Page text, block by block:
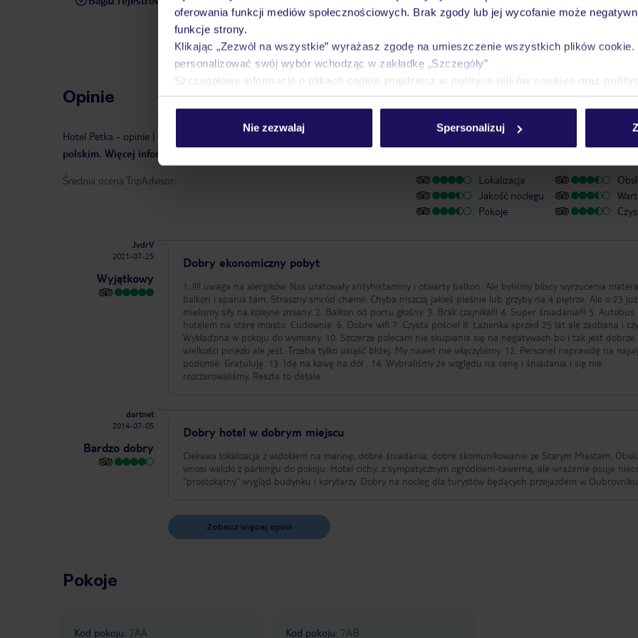
oferowania funkcji mediów społecznościowych. Brak zgody lub jej wycofanie może
funkcje strony.
Klikając „Zezwól na wszystkie” wyrażasz zgodę na umieszczenie wszystkich plików
personalizować swój wybór wchodząc w zakładkę „Szczegóły”
Szczegółowe informacje o plikach cookie znajdziesz w polityce plików cookies oraz
Nie zezwalaj Spersonalizuj
przypadku pakietu z przelotem obsługiwanym przez linię PLL LOT bagaż rejestrowany można dokupić
kolejnym kroku rezerwacji.
Opinie
Hotel Petka - opinie |
Opinie pochodzą z serwisu TripAdvisor. TUI nie weryfikuje opinii. Prezentujemy 5 ostatnich opinii w
polskim. Więcej informacji o zasadach prezentowania opinii znajdziesz
Średnia ocena TripAdvisor:
Lokalizacja
Jakość noclegu
Pokoje
JvdrV
2021-07-25
Wyjątkowy
Dobry ekonomiczny pobyt
1..!!!! uwaga na alergików. Nas uratowały antyhistaminy i otwarty balkon. Ale byliśmy bliscy wyrzucenia materaca na
balkon i spania tam. Straszny smród chemii. Chyba niszczą jakieś pleśnie lub grzyby na 4 piętrze. Ale o 23
mielismy siły na kolejne zmiany. 2. Balkon od portu głośny. 3. Brak czajnika!!! 4. Super śniadania!!! 5. Autobus pod
hotelem na stare miasto. Cudownie. 6. Dobre wifi 7. Czysta pościel 8. Łazienka sprzed 25 lat ale zadbana i czystą. 9.
Wykładzina w pokoju do wymiany. 10. Szczerze polecam nie skupiania się na negatywach bo i tak jest dobrze. 11. Tv
wielkości pinezki ale jest. Trzeba tylko usiąść bliżej. My nawet nie włączyliśmy. 12. Personel naprawdę na najwyższym
poziomie. Gratuluję. 13. Idę na kawę na dół . 14. Wybraliśmy że względu na cenę i śniadania i się nie
rozczarowaliśmy. Reszta to detale.
dartnet
2014-07-05
Bardzo dobry
Dobry hotel w dobrym miejscu
Ciekawa lokalizacja z widokiem na marinę, dobre śniadania, dobre skomunikowanie ze Starym Miastem.
wnosi walizki z parkingu do pokoju. Hotel cichy, z sympatycznym ogródkiem-tawerną, ale wrażenie psuje
"prostokątny" wygląd budynku i korytarzy. Dobry na nocleg dla turystów będących przejazdem w Dubrovniku.
Zobacz więcej opinii
Pokoje
Kod pokoju: 7AA Kod pokoju: 7AB